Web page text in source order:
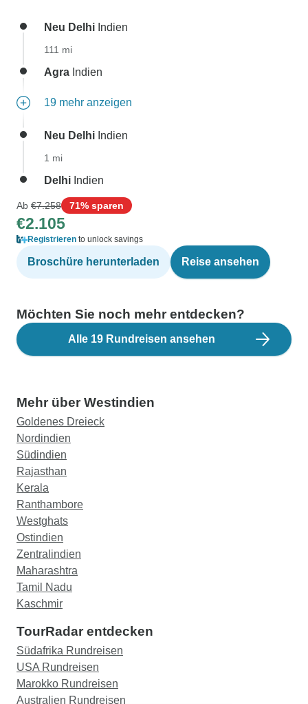
Neu Delhi Indien
111 mi
Agra Indien
19 mehr anzeigen
Neu Delhi Indien
1 mi
Delhi Indien
Ab €7.258 71% sparen
€2.105
Registrieren to unlock savings
Broschüre herunterladen Reise ansehen
Möchten Sie noch mehr entdecken?
Alle 19 Rundreisen ansehen
Mehr über Westindien
Goldenes Dreieck
Nordindien
Südindien
Rajasthan
Kerala
Ranthambore
Westghats
Ostindien
Zentralindien
Maharashtra
Tamil Nadu
Kaschmir
TourRadar entdecken
Südafrika Rundreisen
USA Rundreisen
Marokko Rundreisen
Australien Rundreisen